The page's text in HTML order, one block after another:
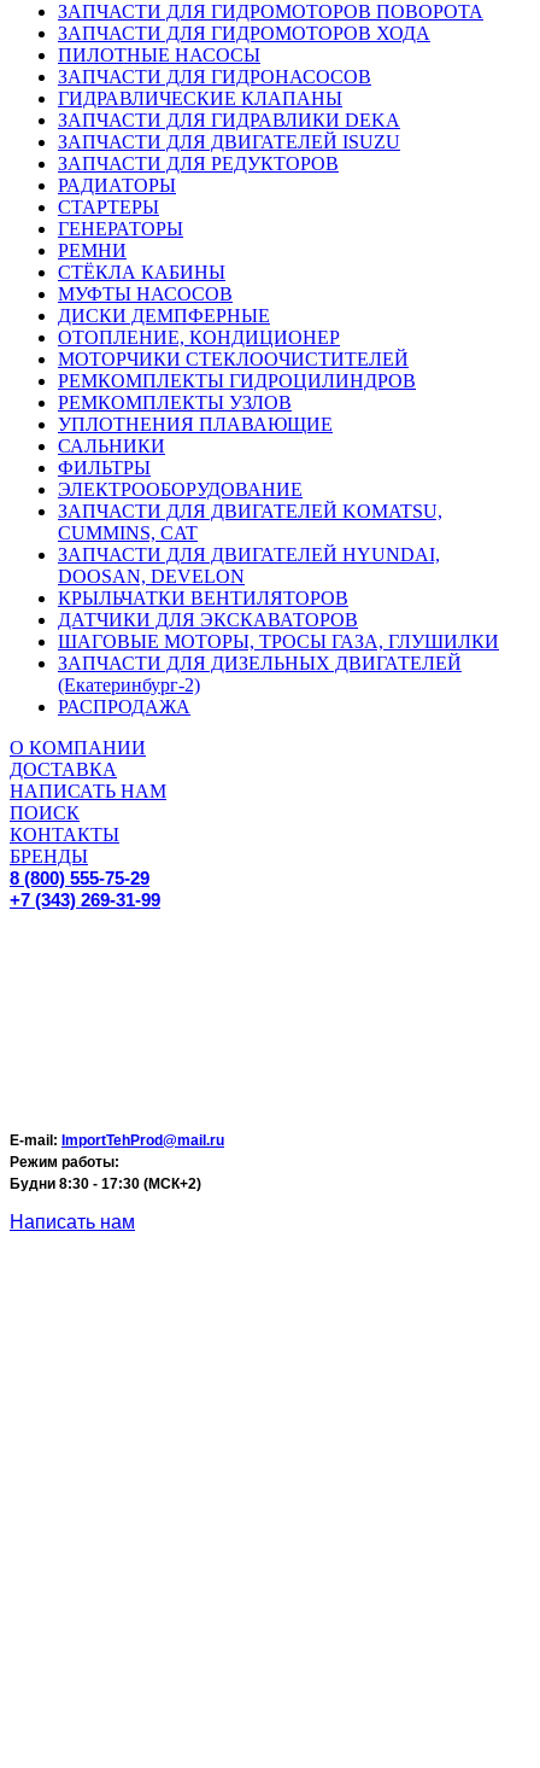
ЗАПЧАСТИ ДЛЯ ГИДРОМОТОРОВ ПОВОРОТА
ЗАПЧАСТИ ДЛЯ ГИДРОМОТОРОВ ХОДА
ПИЛОТНЫЕ НАСОСЫ
ЗАПЧАСТИ ДЛЯ ГИДРОНАСОСОВ
ГИДРАВЛИЧЕСКИЕ КЛАПАНЫ
ЗАПЧАСТИ ДЛЯ ГИДРАВЛИКИ DEKA
ЗАПЧАСТИ ДЛЯ ДВИГАТЕЛЕЙ ISUZU
ЗАПЧАСТИ ДЛЯ РЕДУКТОРОВ
РАДИАТОРЫ
СТАРТЕРЫ
ГЕНЕРАТОРЫ
РЕМНИ
СТЁКЛА КАБИНЫ
МУФТЫ НАСОСОВ
ДИСКИ ДЕМПФЕРНЫЕ
ОТОПЛЕНИЕ, КОНДИЦИОНЕР
МОТОРЧИКИ СТЕКЛООЧИСТИТЕЛЕЙ
РЕМКОМПЛЕКТЫ ГИДРОЦИЛИНДРОВ
РЕМКОМПЛЕКТЫ УЗЛОВ
УПЛОТНЕНИЯ ПЛАВАЮЩИЕ
САЛЬНИКИ
ФИЛЬТРЫ
ЭЛЕКТРООБОРУДОВАНИЕ
ЗАПЧАСТИ ДЛЯ ДВИГАТЕЛЕЙ KOMATSU,
CUMMINS, CAT
ЗАПЧАСТИ ДЛЯ ДВИГАТЕЛЕЙ HYUNDAI,
DOOSAN, DEVELON
КРЫЛЬЧАТКИ ВЕНТИЛЯТОРОВ
ДАТЧИКИ ДЛЯ ЭКСКАВАТОРОВ
ШАГОВЫЕ МОТОРЫ, ТРОСЫ ГАЗА, ГЛУШИЛКИ
ЗАПЧАСТИ ДЛЯ ДИЗЕЛЬНЫХ ДВИГАТЕЛЕЙ
(Екатеринбург-2)
РАСПРОДАЖА
О КОМПАНИИ
ДОСТАВКА
НАПИСАТЬ НАМ
ПОИСК
КОНТАКТЫ
БРЕНДЫ
8 (800) 555-75-29
+7 (343) 269-31-99
E-mail: ImportTehProd@mail.ru
Режим работы:
Будни 8:30 - 17:30 (МСК+2)
Написать нам